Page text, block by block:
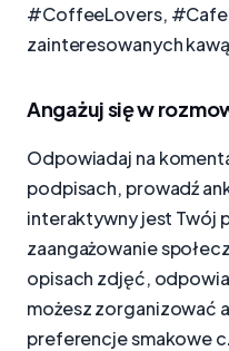
#CoffeeLovers,
zainteresowanych
Angażuj się w
Odpowiadaj na
podpisach, prowadź
interaktywny jest Twój
zaangażowanie
opisach zdjęć,
możesz zorganizować
preferencje smakowe